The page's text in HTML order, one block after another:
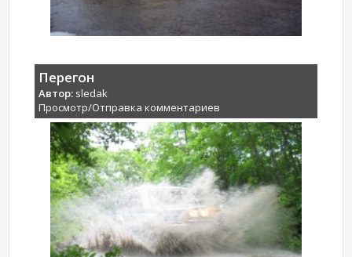
Перегон
Автор: sledak
Просмотр/Отправка комментариев